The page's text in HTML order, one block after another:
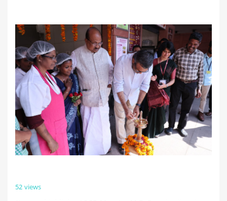
52 views